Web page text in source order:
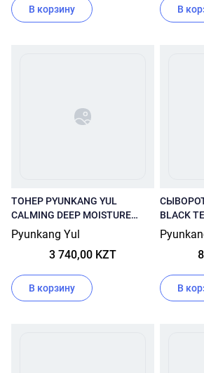
В корзину В
ТОНЕР PYUNKANG YUL
CALMING DEEP MOISTURE
TONER 150 МЛ
Pyunkang Yul
3 740,00 KZT
В корзину
BLACK
45 МЛ
В